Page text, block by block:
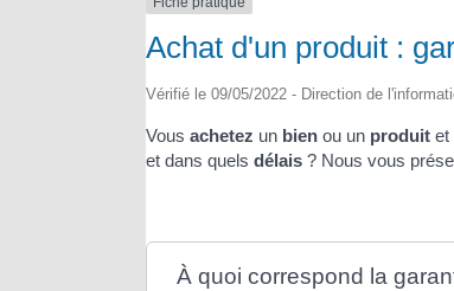
Achat d'un produit :
Vérifié le 09/05/2022 - Direction de
Vous achetez un bienou un produitet
et dans quels délais? Nous vous
À quoi correspond la